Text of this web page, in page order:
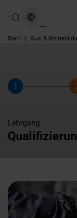
Start / Aus- &
Schritt
1
Lehrgang